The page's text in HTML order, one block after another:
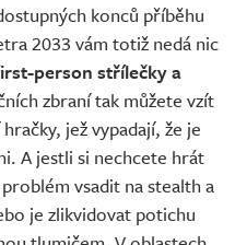
konců příběhu
2033 vám totiž nedá nic
person střílečky a
zbraní tak můžete vzít
jež vypadají, že je
A jestli si nechcete hrát
vsadit na stealth a
je zlikvidovat potichu